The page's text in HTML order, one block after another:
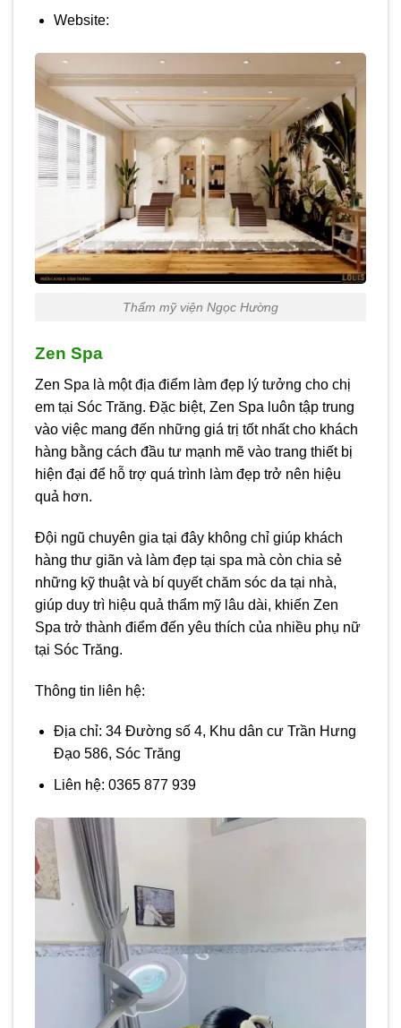
Website:
Thẩm mỹ viện Ngọc Hường
Zen Spa
Zen Spa là một địa điểm làm đẹp lý tưởng cho chị
em tại Sóc Trăng. Đặc biệt, Zen Spa luôn tập trung
vào việc mang đến những giá trị tốt nhất cho khách
hàng bằng cách đầu tư mạnh mẽ vào trang thiết bị
hiện đại để hỗ trợ quá trình làm đẹp trở nên hiệu
quả hơn.
Đội ngũ chuyên gia tại đây không chỉ giúp khách
hàng thư giãn và làm đẹp tại spa mà còn chia sẻ
những kỹ thuật và bí quyết chăm sóc da tại nhà,
giúp duy trì hiệu quả thẩm mỹ lâu dài, khiến Zen
Spa trở thành điểm đến yêu thích của nhiều phụ nữ
tại Sóc Trăng.
Thông tin liên hệ:
Địa chỉ: 34 Đường số 4, Khu dân cư Trần Hưng
Đạo 586, Sóc Trăng
Liên hệ: 0365 877 939